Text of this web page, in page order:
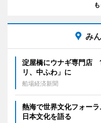
み
淀屋橋にウナギ専門店
リ、中ふわ」に
船場経済新聞
熱海で世界文化フォー
日本文化を語る